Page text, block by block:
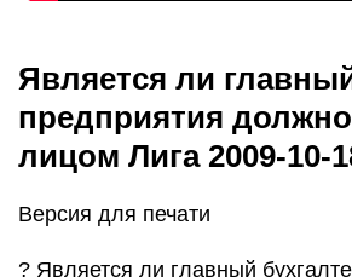
Является ли
предприятия
лицом Лига 2009-10-
Версия для печати
? Является ли главный